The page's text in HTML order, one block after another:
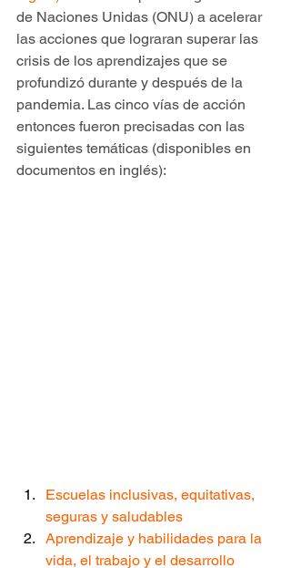
de Naciones Unidas (ONU) a acelerar
las acciones que lograran superar las
crisis de los aprendizajes que se
profundizó durante y después de la
pandemia. Las cinco vías de acción
entonces fueron precisadas con las
siguientes temáticas (disponibles en
documentos en inglés):
Escuelas inclusivas, equitativas,
seguras y saludables
Aprendizaje y habilidades para la
vida, el trabajo y el desarrollo